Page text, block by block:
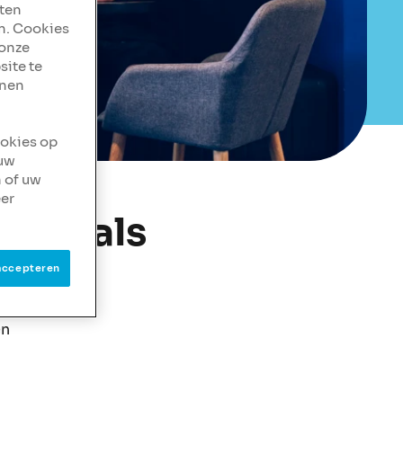
of als
Cookies
te
op
of uw